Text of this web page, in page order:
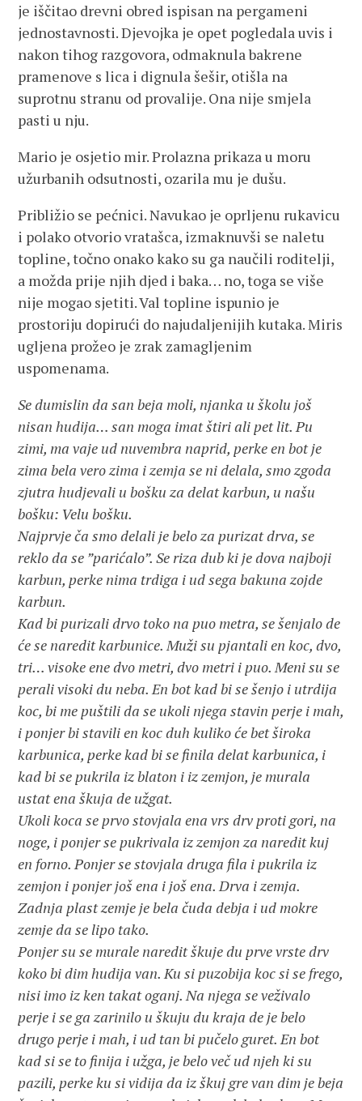
je iščitao drevni obred ispisan na pergameni
jednostavnosti. Djevojka je opet pogledala uvis i
nakon tihog razgovora, odmaknula bakrene
pramenove s lica i dignula šešir, otišla na
suprotnu stranu od provalije. Ona nije smjela
pasti u nju.
Mario je osjetio mir. Prolazna prikaza u moru
užurbanih odsutnosti, ozarila mu je dušu.
Približio se pećnici. Navukao je oprljenu rukavicu
i polako otvorio vratašca, izmaknuvši se naletu
topline, točno onako kako su ga naučili roditelji,
a možda prije njih djed i baka… no, toga se više
nije mogao sjetiti. Val topline ispunio je
prostoriju dopirući do najudaljenijih kutaka. Miris
ugljena prožeo je zrak zamagljenim
uspomenama.
Se dumislin da san beja moli, njanka u školu još
nisan hudija… san moga imat štiri ali pet lit. Pu
zimi, ma vaje ud nuvembra naprid, perke en bot je
zima bela vero zima i zemja se ni delala, smo zgoda
zjutra hudjevali u bošku za delat karbun, u našu
bošku: Velu bošku.
Najprvje ča smo delali je belo za purizat drva, se
reklo da se ”parićalo”. Se riza dub ki je dova najboji
karbun, perke nima trdiga i ud sega bakuna zojde
karbun.
Kad bi purizali drvo toko na puo metra, se šenjalo de
će se naredit karbunice. Muži su pjantali en koc, dvo,
tri… visoke ene dvo metri, dvo metri i puo. Meni su se
perali visoki du neba. En bot kad bi se šenjo i utrdija
koc, bi me puštili da se ukoli njega stavin perje i mah,
i ponjer bi stavili en koc duh kuliko će bet široka
karbunica, perke kad bi se finila delat karbunica, i
kad bi se pukrila iz blaton i iz zemjon, je murala
ustat ena škuja de užgat.
Ukoli koca se prvo stovjala ena vrs drv proti gori, na
noge, i ponjer se pukrivala iz zemjon za naredit kuj
en forno. Ponjer se stovjala druga fila i pukrila iz
zemjon i ponjer još ena i još ena. Drva i zemja.
Zadnja plast zemje je bela čuda debja i ud mokre
zemje da se lipo tako.
Ponjer su se murale naredit škuje du prve vrste drv
koko bi dim hudija van. Ku si puzobija koc si se frego,
nisi imo iz ken takat oganj. Na njega se veživalo
perje i se ga zarinilo u škuju du kraja de je belo
drugo perje i mah, i ud tan bi pučelo guret. En bot
kad si se to finija i užga, je belo več ud njeh ki su
pazili, perke ku si vidija da iz škuj gre van dim je beja